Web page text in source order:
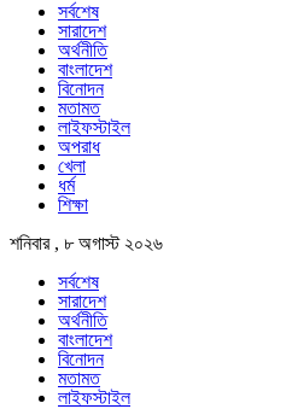
সর্বশেষ
সারাদেশ
অর্থনীতি
বাংলাদেশ
বিনোদন
মতামত
লাইফস্টাইল
অপরাধ
খেলা
ধর্ম
শিক্ষা
শনিবার , ৮ অগাস্ট ২০২৬
সর্বশেষ
সারাদেশ
অর্থনীতি
বাংলাদেশ
বিনোদন
মতামত
লাইফস্টাইল